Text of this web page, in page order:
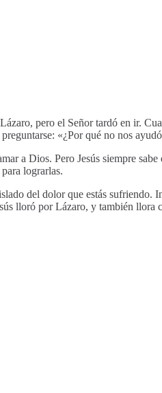
pero el Señor tardó en ir.
«¿Por qué no nos
a Dios. Pero Jesús siempre
lograrlas.
del dolor que estás
lloró por Lázaro, y también